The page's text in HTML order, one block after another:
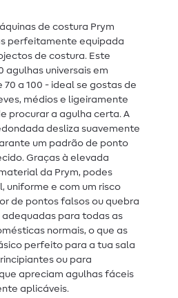
de costura Prym
perfeitamente equipada
de costura. Este
agulhas universais em
a 100 - ideal se gostas de
médios e ligeiramente
procurar a agulha certa. A
desliza suavemente
um padrão de ponto
Graças à elevada
da Prym, podes
uniforme e com um risco
de pontos falsos ou quebra
adequadas para todas as
normais, o que as
perfeito para a tua sala
ou para
apreciam agulhas fáceis
aplicáveis.